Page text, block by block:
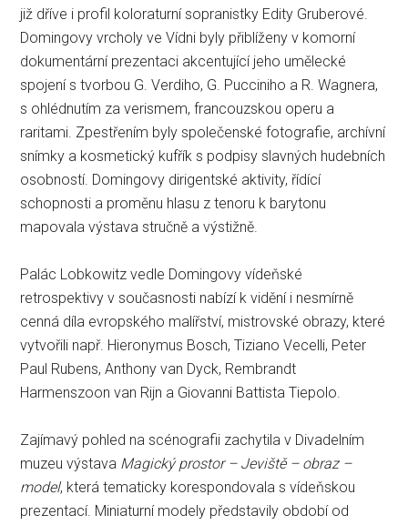
již dříve i profil koloraturní sopranistky Edity Gruberové.
Domingovy vrcholy ve Vídni byly přiblíženy v komorní
dokumentární prezentaci akcentující jeho umělecké
spojení s tvorbou G. Verdiho, G. Pucciniho a R. Wagnera,
s ohlédnutím za verismem, francouzskou operu a
raritami. Zpestřením byly společenské fotografie, archívní
snímky a kosmetický kufřík s podpisy slavných hudebních
osobností. Domingovy dirigentské aktivity, řídící
schopnosti a proměnu hlasu z tenoru k barytonu
mapovala výstava stručně a výstižně.
Palác Lobkowitz vedle Domingovy vídeňské
retrospektivy v současnosti nabízí k vidění i nesmírně
cenná díla evropského malířství, mistrovské obrazy, které
vytvořili např. Hieronymus Bosch, Tiziano Vecelli, Peter
Paul Rubens, Anthony van Dyck, Rembrandt
Harmenszoon van Rijn a Giovanni Battista Tiepolo.
Zajímavý pohled na scénografii zachytila v Divadelním
muzeu výstava Magický prostor – Jeviště – obraz –
model, která tematicky korespondovala s vídeňskou
prezentací. Miniaturní modely představily období od